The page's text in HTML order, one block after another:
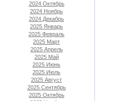
2024 Октябрь
2024 Ноябрь
2024 Декабрь
2025 Январь
2025 Февраль
2025 Март
2025 Апрель
2025 Май
2025 Июнь
2025 Июль
2025 Август
2025 Сентябрь
2025 Октябрь